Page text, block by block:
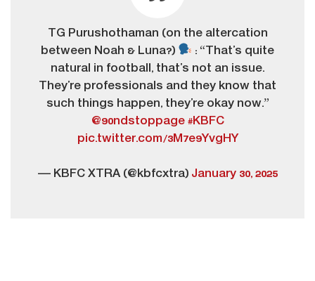
TG Purushothaman (on the altercation
between Noah & Luna?)
: “That’s quite
natural in football, that’s not an issue.
They’re professionals and they know that
such things happen, they’re okay now.”
@90ndstoppage #KBFC
pic.twitter.com/3M7e9YvgHY
— KBFC XTRA (@kbfcxtra) January 30, 2025